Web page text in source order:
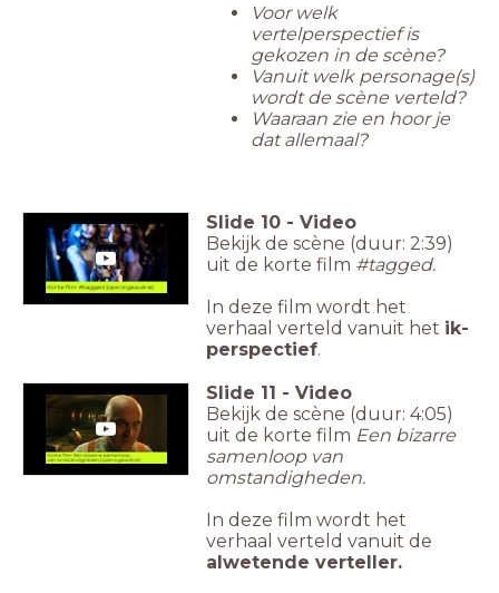
Voor welk
vertelperspectief is
gekozen in de scène?
Vanuit welk personage(s)
wordt de scène verteld?
Waaraan zie en hoor je
dat allemaal?
Slide 10 - Video
Bekijk de scène (duur: 2:39)
uit de korte film #tagged.
In deze film wordt het
verhaal verteld vanuit het ik-
perspectief.
Slide 11 - Video
Bekijk de scène (duur: 4:05)
uit de korte film Een bizarre
samenloop van
omstandigheden.
In deze film wordt het
verhaal verteld vanuit de
alwetende verteller.